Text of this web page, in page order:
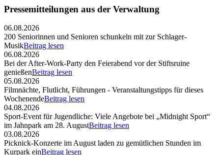
Pressemitteilungen aus der Verwaltung
06.08.2026
200 Seniorinnen und Senioren schunkeln mit zur Schlager-
MusikBeitrag lesen
06.08.2026
Bei der After-Work-Party den Feierabend vor der Stiftsruine
genießenBeitrag lesen
05.08.2026
Filmnächte, Flutlicht, Führungen - Veranstaltungstipps für dieses
WochenendeBeitrag lesen
04.08.2026
Sport-Event für Jugendliche: Viele Angebote bei „Midnight Sport“
im Jahnpark am 28. AugustBeitrag lesen
03.08.2026
Picknick-Konzerte im August laden zu gemütlichen Stunden im
Kurpark einBeitrag lesen